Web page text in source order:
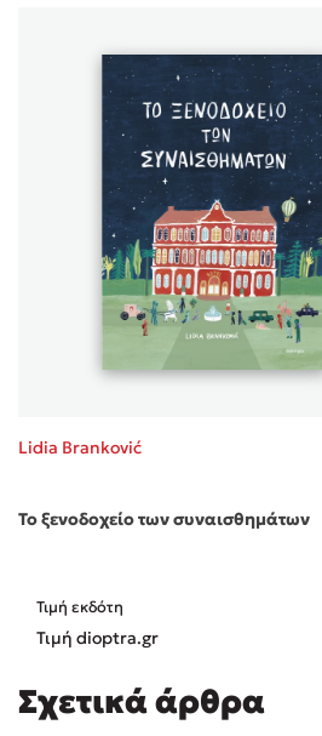
Lidia Branković
Το ξενοδοχείο των συναισθημάτων
Τιμή εκδότη
Τιμή dioptra.gr
Σχετικά άρθρα